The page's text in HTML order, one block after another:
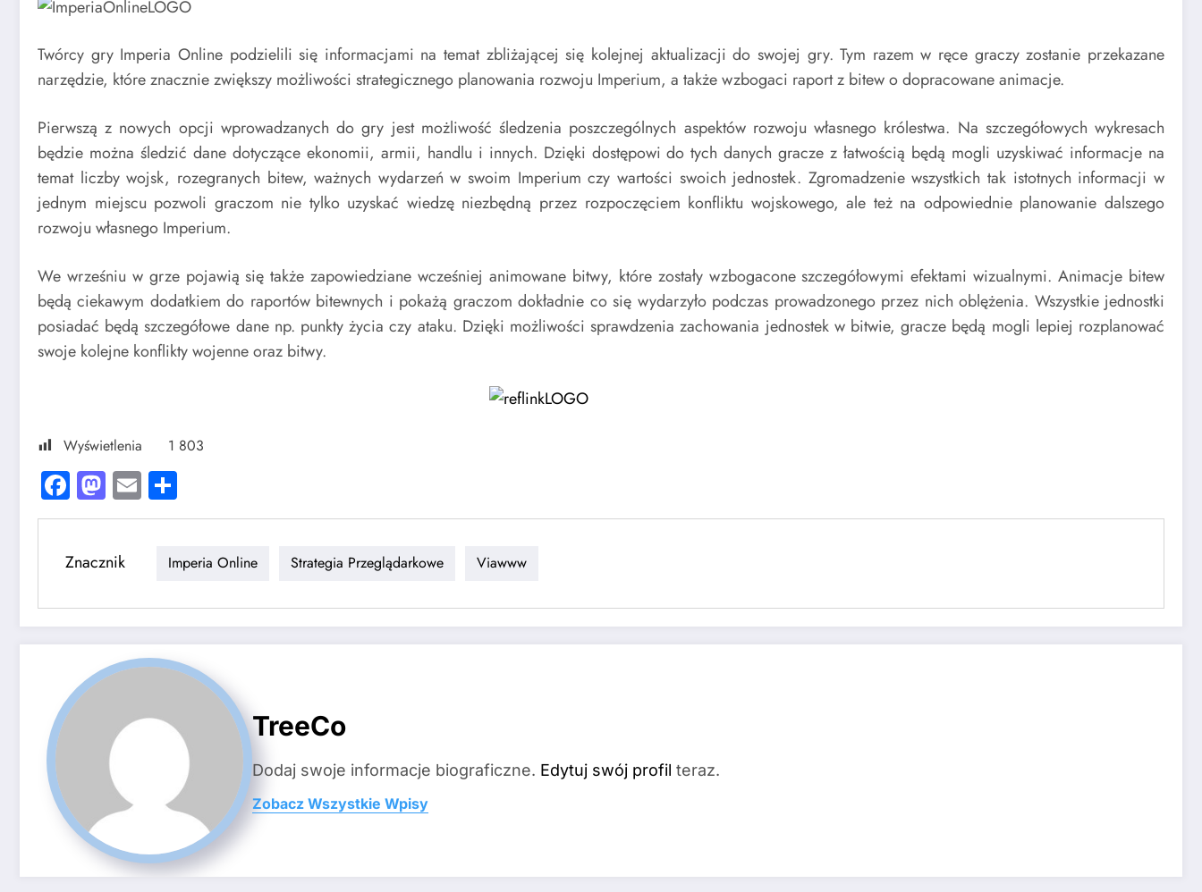
Twórcy gry Imperia Online podzielili się informacjami na temat zbliżającej się kolejnej aktualizacji do swojej gry. Tym razem w ręce graczy zostanie przekazane
narzędzie, które znacznie zwiększy możliwości strategicznego planowania rozwoju Imperium, a także wzbogaci raport z bitew o dopracowane animacje.
Pierwszą z nowych opcji wprowadzanych do gry jest możliwość śledzenia poszczególnych aspektów rozwoju własnego królestwa. Na szczegółowych wykresach
będzie można śledzić dane dotyczące ekonomii, armii, handlu i innych. Dzięki dostępowi do tych danych gracze z łatwością będą mogli uzyskiwać informacje na
temat liczby wojsk, rozegranych bitew, ważnych wydarzeń w swoim Imperium czy wartości swoich jednostek. Zgromadzenie wszystkich tak istotnych informacji w
jednym miejscu pozwoli graczom nie tylko uzyskać wiedzę niezbędną przez rozpoczęciem konfliktu wojskowego, ale też na odpowiednie planowanie dalszego
rozwoju własnego Imperium.
We wrześniu w grze pojawią się także zapowiedziane wcześniej animowane bitwy, które zostały wzbogacone szczegółowymi efektami wizualnymi. Animacje bitew
będą ciekawym dodatkiem do raportów bitewnych i pokażą graczom dokładnie co się wydarzyło podczas prowadzonego przez nich oblężenia. Wszystkie jednostki
posiadać będą szczegółowe dane np. punkty życia czy ataku. Dzięki możliwości sprawdzenia zachowania jednostek w bitwie, gracze będą mogli lepiej rozplanować
swoje kolejne konflikty wojenne oraz bitwy.
Wyświetlenia 1 803
Facebook
Mastodon
Email
Znacznik Imperia Online Strategia Przeglądarkowe Viawww
TreeCo
Dodaj swoje informacje biograficzne. Edytuj swój profil teraz.
Zobacz Wszystkie Wpisy